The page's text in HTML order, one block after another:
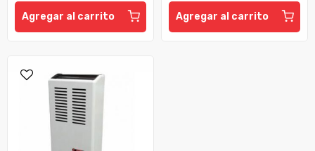
Agregar al carrito Agregar al carrito